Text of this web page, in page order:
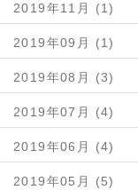
2019年11月 (1)
2019年09月 (1)
2019年08月 (3)
2019年07月 (4)
2019年06月 (4)
2019年05月 (5)